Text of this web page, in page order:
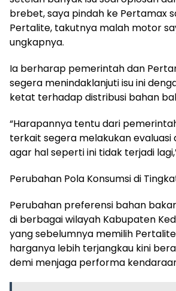
brebet, saya pindah ke Pertamax
Pertalite, takutnya malah motor
ungkapnya.
Ia berharap pemerintah dan
segera menindaklanjuti isu ini
ketat terhadap distribusi bahan
“Harapannya tentu dari
terkait segera melakukan evaluasi
agar hal seperti ini tidak terjadi
Perubahan Pola Konsumsi di
Perubahan preferensi bahan
di berbagai wilayah Kabupaten
yang sebelumnya memilih
harganya lebih terjangkau kini
demi menjaga performa